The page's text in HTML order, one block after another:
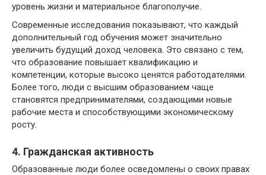
уровень жизни и материальное благополучие.
Современные исследования показывают, что каждый
дополнительный год обучения может значительно
увеличить будущий доход человека. Это связано с тем,
что образование повышает квалификацию и
компетенции, которые высоко ценятся работодателями.
Более того, люди с высшим образованием чаще
становятся предпринимателями, создающими новые
рабочие места и способствующими экономическому
росту.
4. Гражданская активность
Образованные люди более осведомлены о своих правах